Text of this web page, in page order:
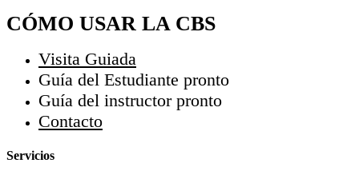
CÓMO USAR LA CBS
Visita Guiada
Guía del Estudiante pronto
Guía del instructor pronto
Contacto
Servicios